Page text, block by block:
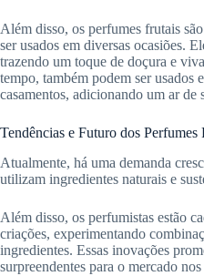
Além disso, os perfumes frutais
ser usados em diversas ocasiões.
trazendo um toque de doçura e
tempo, também podem ser usados
casamentos, adicionando um ar de
Tendências e Futuro dos Perfumes
Atualmente, há uma demanda
utilizam ingredientes naturais e
Além disso, os perfumistas estão
criações, experimentando
ingredientes. Essas inovações
surpreendentes para o mercado